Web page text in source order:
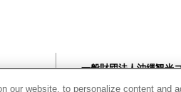
一般財団法人沖縄観
〒901-0152 沖縄県那
our website, to personalize content and